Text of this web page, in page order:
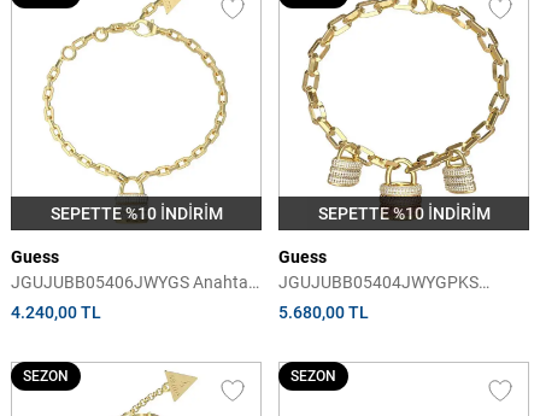
SEPETTE %10 İNDİRİM
Guess
JGUJUBB05406JWYGS Anahtar
Kadın Bileklik
4.240,00 TL
SEPETTE %10 İNDİRİM
Guess
JGUJUBB05404JWYGPKS
Anahtar Kadın Bileklik
5.680,00 TL
SEZON SEZON